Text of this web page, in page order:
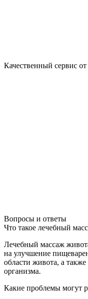
Качественный сервис
Вопросы и ответы
Что такое лечебный
Лечебный массаж
на улучшение
области живота, а
организма.
Какие проблемы могут